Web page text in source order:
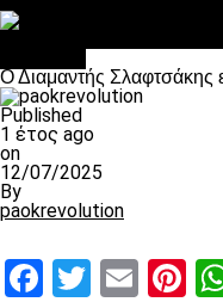
Ο Διαμαντής Σλαφτσάκης
Published
1 έτος ago
on
12/07/2025
By
paokrevolution
Facebook
Twitter